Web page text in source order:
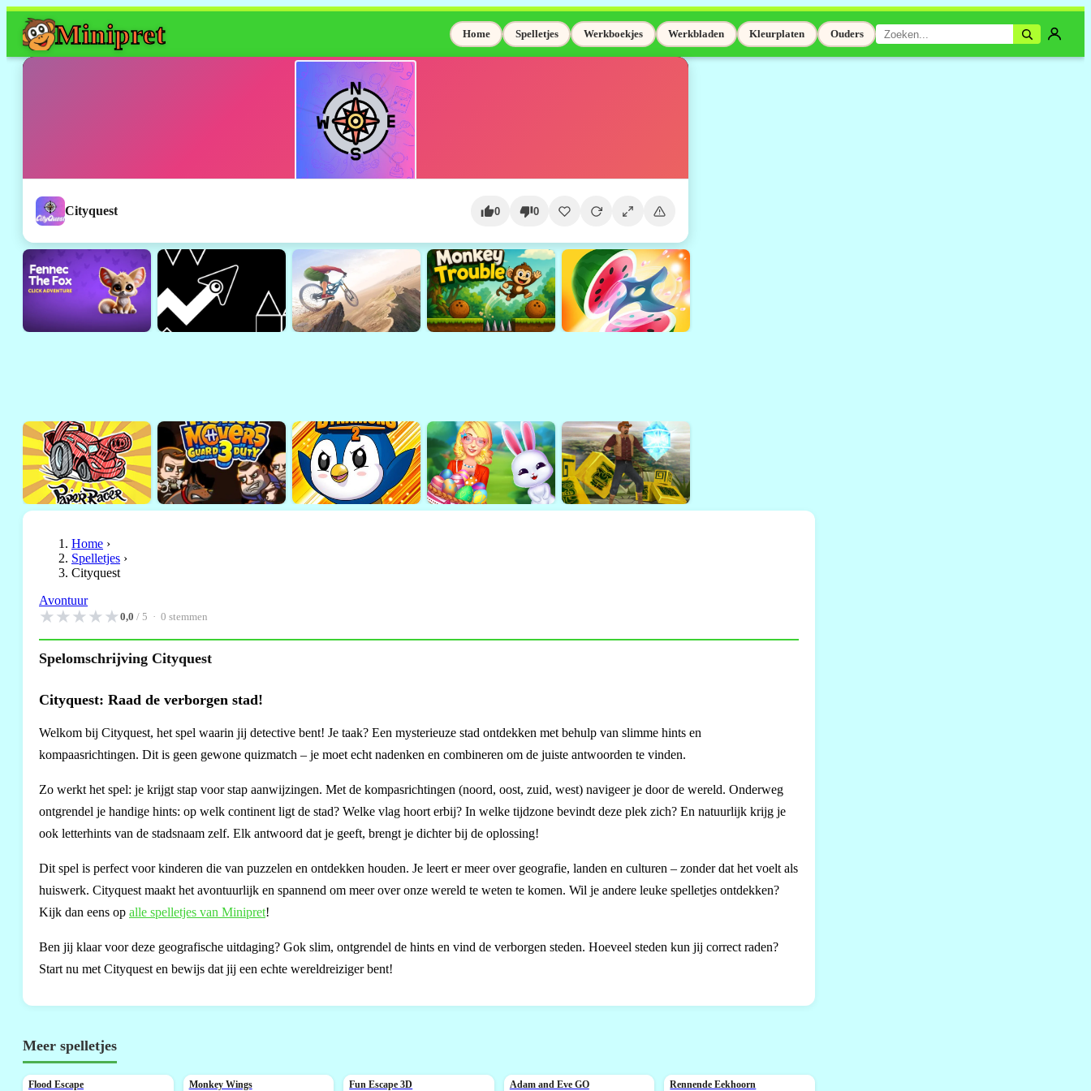
Minipret Home Spelletjes Werkboekjes Werkbladen Kleurplaten Ouders
Cityquest 0 0
Home ›
Spelletjes ›
Cityquest
Avontuur
★★★★★0,0 / 5 · 0 stemmen
Spelomschrijving Cityquest
Cityquest: Raad de verborgen stad!
Welkom bij Cityquest, het spel waarin jij detective bent! Je taak? Een mysterieuze stad ontdekken met behulp van slimme hints en
kompaasrichtingen. Dit is geen gewone quizmatch – je moet echt nadenken en combineren om de juiste antwoorden te vinden.
Zo werkt het spel: je krijgt stap voor stap aanwijzingen. Met de kompasrichtingen (noord, oost, zuid, west) navigeer je door de wereld. Onderweg
ontgrendel je handige hints: op welk continent ligt de stad? Welke vlag hoort erbij? In welke tijdzone bevindt deze plek zich? En natuurlijk krijg je
ook letterhints van de stadsnaam zelf. Elk antwoord dat je geeft, brengt je dichter bij de oplossing!
Dit spel is perfect voor kinderen die van puzzelen en ontdekken houden. Je leert er meer over geografie, landen en culturen – zonder dat het voelt als
huiswerk. Cityquest maakt het avontuurlijk en spannend om meer over onze wereld te weten te komen. Wil je andere leuke spelletjes ontdekken?
Kijk dan eens op alle spelletjes van Minipret!
Ben jij klaar voor deze geografische uitdaging? Gok slim, ontgrendel de hints en vind de verborgen steden. Hoeveel steden kun jij correct raden?
Start nu met Cityquest en bewijs dat jij een echte wereldreiziger bent!
Meer spelletjes
NIEUW
Flood Escape NIEUW
Monkey Wings NIEUW
Fun Escape 3D NIEUW
Adam and Eve GO Rennende Eekhoorn